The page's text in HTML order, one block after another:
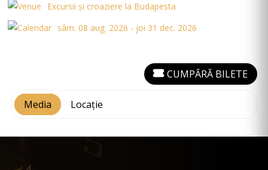
Excursii și croaziere la Budapesta
sâm. 08 aug. 2026 - joi 31 dec. 2026
Media Locație
CUMPĂRĂ BILETE